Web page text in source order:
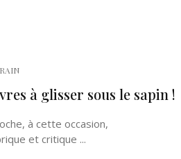
à glisser sous le sapin !
à cette occasion,
et critique ...